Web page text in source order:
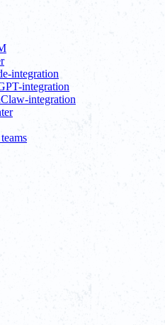
integration
integration
integration